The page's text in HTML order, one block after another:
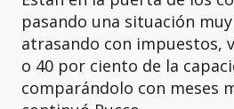
pasando una situación
atrasando con impuestos,
o 40 por ciento de la
comparándolo con meses